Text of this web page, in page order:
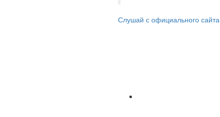
Слушай с официального сайта